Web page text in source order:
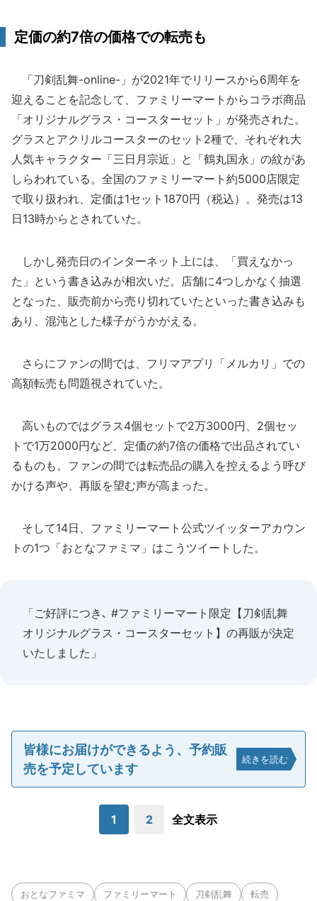
定価の約7倍の価格での転売も
「刀剣乱舞-online-」が2021年でリリースから6周年を
迎えることを記念して、ファミリーマートからコラボ商品
「オリジナルグラス・コースターセット」が発売された。
グラスとアクリルコースターのセット2種で、それぞれ大
人気キャラクター「三日月宗近」と「鶴丸国永」の紋があ
しらわれている。全国のファミリーマート約5000店限定
で取り扱われ、定価は1セット1870円（税込）。発売は13
日13時からとされていた。
しかし発売日のインターネット上には、「買えなかっ
た」という書き込みが相次いだ。店舗に4つしかなく抽選
となった、販売前から売り切れていたといった書き込みも
あり、混沌とした様子がうかがえる。
さらにファンの間では、フリマアプリ「メルカリ」での
高額転売も問題視されていた。
高いものではグラス4個セットで2万3000円、2個セッ
トで1万2000円など、定価の約7倍の価格で出品されてい
るものも。ファンの間では転売品の購入を控えるよう呼び
かける声や、再販を望む声が高まった。
そして14日、ファミリーマート公式ツイッターアカウン
トの1つ「おとなファミマ」はこうツイートした。
「ご好評につき､ #ファミリーマート限定【刀剣乱舞
オリジナルグラス・コースターセット】の再販が決定
いたしました」
皆様にお届けができるよう、予約販
売を予定しています
続きを読む
1 2 全文表示
おとなファミマ ファミリーマート 刀剣乱舞 転売